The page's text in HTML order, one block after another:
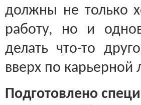
должны не только
работу, но и
делать что-то
вверх по карьерной
Подготовлено